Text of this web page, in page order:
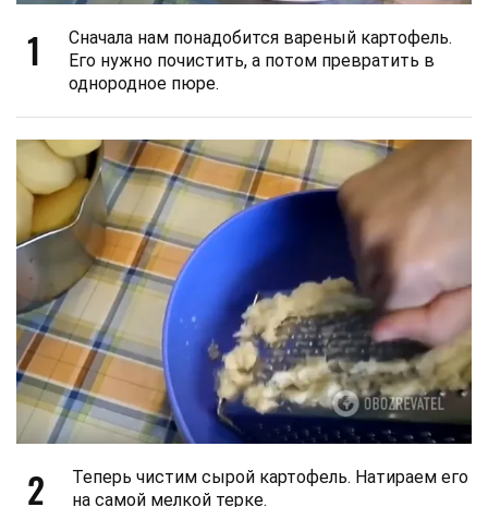
1
Сначала нам понадобится вареный картофель.
Его нужно почистить, а потом превратить в
однородное пюре.
2
Теперь чистим сырой картофель. Натираем его
на самой мелкой терке.